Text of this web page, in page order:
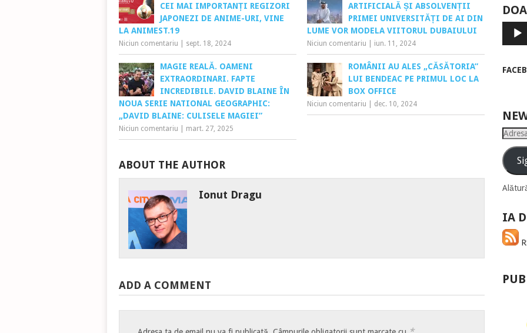
CEI MAI IMPORTANȚI REGIZORI
JAPONEZI DE ANIME-URI, VINE
LA ANIMEST.19
Niciun comentariu sept. 18, 2024
ARTIFICIALĂ ȘI ABSOLVENȚII
PRIMEI UNIVERSITĂȚI DE AI DIN
LUME VOR MODELA VIITORUL DUBAIULUI
Niciun comentariu iun. 11, 2024
MAGIE REALĂ. OAMENI
EXTRAORDINARI. FAPTE
INCREDIBILE. DAVID BLAINE ÎN
NOUA SERIE NATIONAL GEOGRAPHIC:
„DAVID BLAINE: CULISELE MAGIEI”
Niciun comentariu mart. 27, 2025
ROMÂNII AU ALES „CĂSĂTORIA”
LUI BENDEAC PE PRIMUL LOC LA
BOX OFFICE
Niciun comentariu dec. 10, 2024
ABOUT THE AUTHOR
Ionut Dragu
ADD A COMMENT
Player
audio
Adresa
email
IA
PUB